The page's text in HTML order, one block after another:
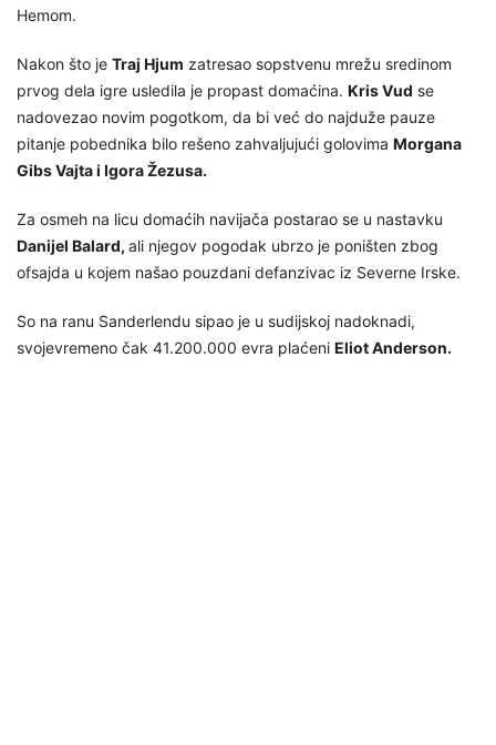
Hemom.
Nakon što je Traj Hjum zatresao sopstvenu mrežu sredinom
prvog dela igre usledila je propast domaćina. Kris Vud se
nadovezao novim pogotkom, da bi već do najduže pauze
pitanje pobednika bilo rešeno zahvaljujući golovima Morgana
Gibs Vajta i Igora Žezusa.
Za osmeh na licu domaćih navijača postarao se u nastavku
Danijel Balard, ali njegov pogodak ubrzo je poništen zbog
ofsajda u kojem našao pouzdani defanzivac iz Severne Irske.
So na ranu Sanderlendu sipao je u sudijskoj nadoknadi,
svojevremeno čak 41.200.000 evra plaćeni Eliot Anderson.